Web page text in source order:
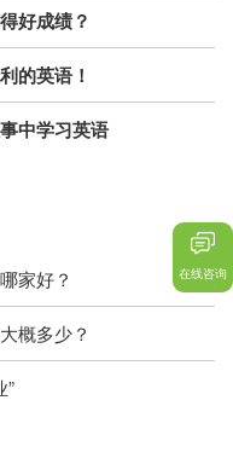
好成绩？
的英语！
中学习英语
家好？
概多少？
”
在线咨询